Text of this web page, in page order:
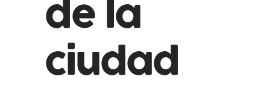
de la
ciudad